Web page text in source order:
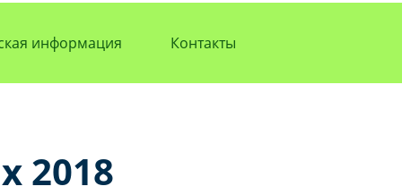
информация Контакты
2018